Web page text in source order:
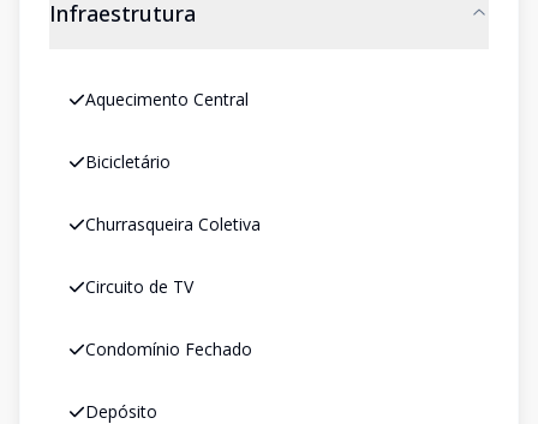
Infraestrutura
Aquecimento Central
Bicicletário
Churrasqueira Coletiva
Circuito de TV
Condomínio Fechado
Depósito